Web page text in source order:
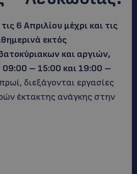
6 Απριλίου μέχρι και τις
εκτός
και αργιών,
– 15:00 και 19:00 –
διεξάγονται εργασίες
έκτακτης ανάγκης στην